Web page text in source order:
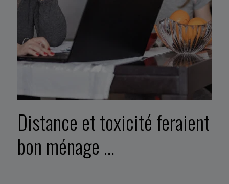
Distance et toxicité feraient
bon ménage …